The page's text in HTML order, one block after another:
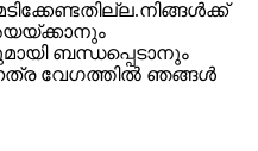
ബന്ധപ്പെടാനും
വേഗത്തിൽ ഞങ്ങൾ